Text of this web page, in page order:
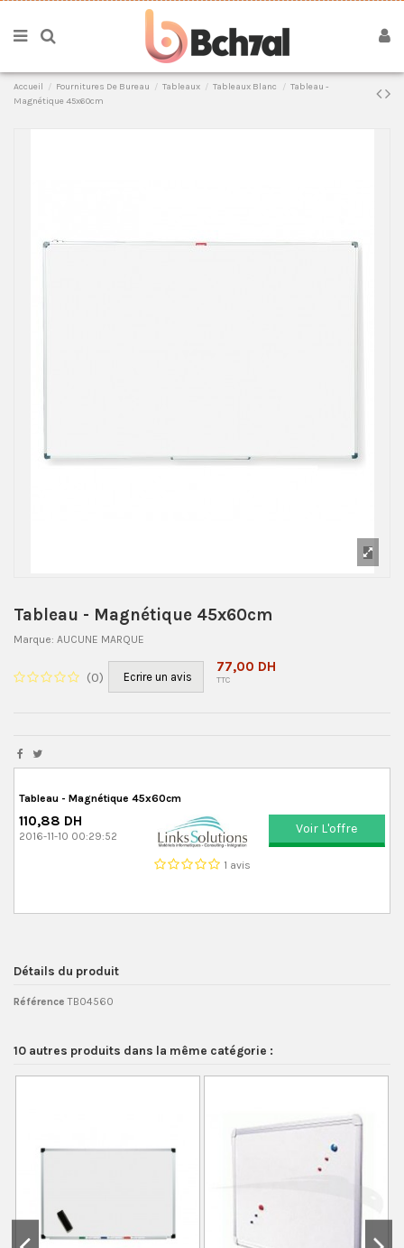
Accueil Fournitures De Bureau Tableaux Tableaux Blanc
Tableau -
Magnétique 45x60cm
Tableau - Magnétique 45x60cm
Marque: AUCUNE MARQUE
(0) Ecrire un avis
77,00 DH
TTC
Tableau - Magnétique 45x60cm
110,88 DH
2016-11-10 00:29:52
1 avis
Voir L'offre
Détails du produit
Référence TB04560
10 autres produits dans la même catégorie :